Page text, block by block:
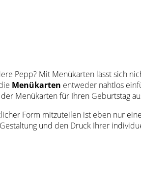
Pepp? Mit Menükarten lässt sich
Menükarten entweder nahtlos
Menükarten für Ihren Geburtstag
Form mitzuteilen ist eben nur
und den Druck Ihrer